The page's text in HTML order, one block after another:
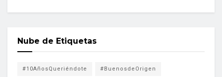
Nube de Etiquetas
#10AñosQueriéndote #BuenosdeOrigen